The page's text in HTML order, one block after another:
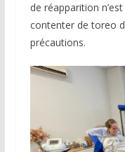
de réapparition
contenter de toreo
précautions.